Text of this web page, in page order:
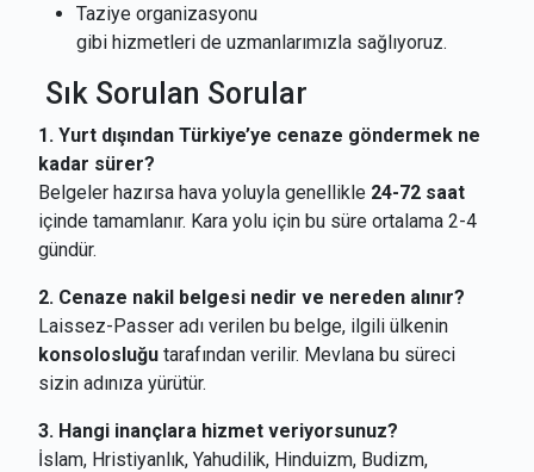
Taziye organizasyonu
gibi hizmetleri de uzmanlarımızla sağlıyoruz.
Sık Sorulan Sorular
1. Yurt dışından Türkiye’ye cenaze göndermek ne
kadar sürer?
Belgeler hazırsa hava yoluyla genellikle 24-72 saat
içinde tamamlanır. Kara yolu için bu süre ortalama 2-4
gündür.
2. Cenaze nakil belgesi nedir ve nereden alınır?
Laissez-Passer adı verilen bu belge, ilgili ülkenin
konsolosluğu tarafından verilir. Mevlana bu süreci
sizin adınıza yürütür.
3. Hangi inançlara hizmet veriyorsunuz?
İslam, Hristiyanlık, Yahudilik, Hinduizm, Budizm,